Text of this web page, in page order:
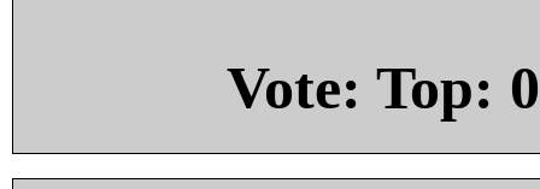
Vote: Top: 0